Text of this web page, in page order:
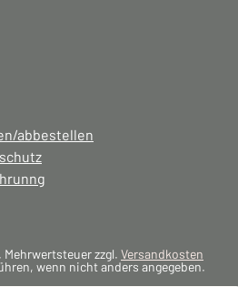
abbestellen
zzgl. Versandkosten
wenn nicht anders angegeben.